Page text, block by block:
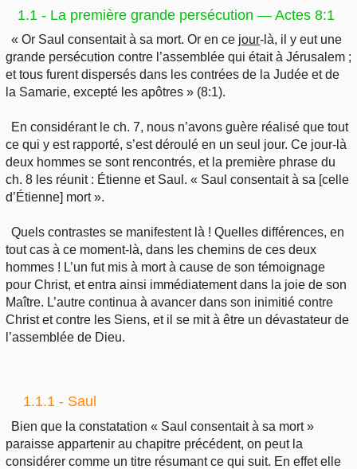
1.1 - La première grande persécution — Actes 8:1
« Or Saul consentait à sa mort. Or en ce jour-là, il y eut une
grande persécution contre l’assemblée qui était à Jérusalem ;
et tous furent dispersés dans les contrées de la Judée et de
la Samarie, excepté les apôtres » (8:1).
En considérant le ch. 7, nous n’avons guère réalisé que tout
ce qui y est rapporté, s’est déroulé en un seul jour. Ce jour-là
deux hommes se sont rencontrés, et la première phrase du
ch. 8 les réunit : Étienne et Saul. « Saul consentait à sa [celle
d’Étienne] mort ».
Quels contrastes se manifestent là ! Quelles différences, en
tout cas à ce moment-là, dans les chemins de ces deux
hommes ! L’un fut mis à mort à cause de son témoignage
pour Christ, et entra ainsi immédiatement dans la joie de son
Maître. L’autre continua à avancer dans son inimitié contre
Christ et contre les Siens, et il se mit à être un dévastateur de
l’assemblée de Dieu.
1.1.1 - Saul
Bien que la constatation « Saul consentait à sa mort »
paraisse appartenir au chapitre précédent, on peut la
considérer comme un titre résumant ce qui suit. En effet elle